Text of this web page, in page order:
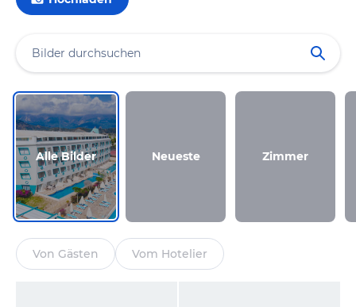
Alle Bilder Neueste Zimmer
Von Gästen Vom Hotelier